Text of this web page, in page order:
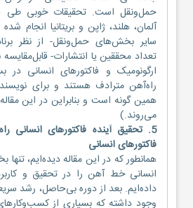
حمل‌ونقل است. تحقیقات خوبی طی
آلمان، هلند، ژاپن و بریتانیا انجام
سایر بخش‌های حمل‌ونقل- از نظر
تعداد محققین یا انتشارات-
ارگونومیک و فاکتورهای انسانی در
راه‌آهن مترادف هستند و برای
همین گونه است و بنابراین در این
می‌روند.)
5. تحقیق آینده فاکتورهای انسانی
فاکتورهای انسانی
همانطور که در این مقاله دیده‌ایم،
انسانی خط آهن را در تحقیق و
داده‌ایم. بعد از دوره بی‌حاصل، رشد
وجود داشته که بسیاری از